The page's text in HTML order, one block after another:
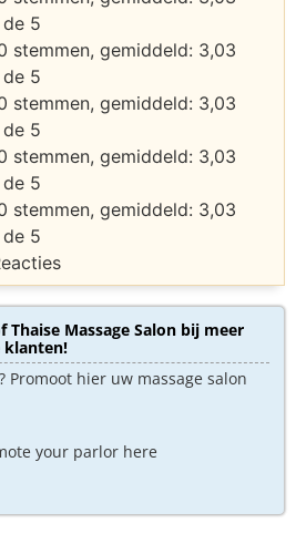
Massage Salon bij meer
klanten!
Promoot hier uw massage salon
your parlor here